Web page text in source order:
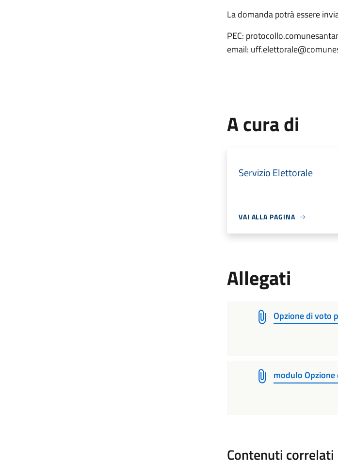
La domanda potrà essere
PEC:
email:
A cura di
Servizio Elettorale
VAI ALLA PAGINA
Allegati
Opzione di voto
modulo
Contenuti correlati